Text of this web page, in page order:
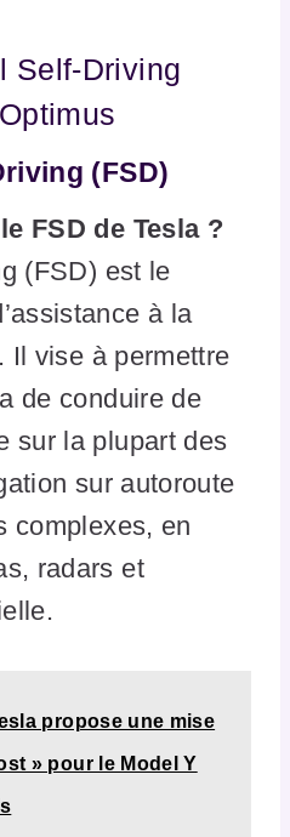
Self-Driving
(FSD)
FSD de Tesla ?
(FSD) est le
à la
Il vise à permettre
de conduire de
sur la plupart des
sur autoroute
complexes, en
radars et
propose une mise
» pour le Model Y